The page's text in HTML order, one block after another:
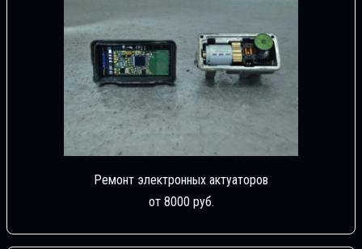
Ремонт электронных актуаторов
от 8000 руб.